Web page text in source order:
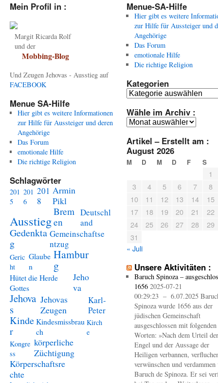
Mein Profil in :
Margit Ricarda Rolf
und der
Mobbing-Blog
Und Zeugen Jehovas - Ausstieg auf
FACEBOOK
Menue SA-Hilfe
Hier gibt es weitere Informationen
zur Hilfe für Aussteiger und deren
Angehörige
Das Forum
emotionale Hilfe
Die richtige Religion
Schlagwörter
201
5
201
6
201
8
Armin
Pikl
Ausstieg
Brem
en
Deutschl
and
Gedenkta
g
Gemeinschaftse
ntzug
Geric
ht
Glaube
n
Hambur
g
Hütet die Herde
Gottes
Jeho
va
Jehova
s
Jehovas
Zeugen
Karl-
Peter
Kinde
r
Kindesmissbrau
ch
Kirch
e
Kongre
ss
körperliche
Züchtigung
Körperschaftsre
chte
Menue-SA-Hilfe
Hier gibt es weitere
zur Hilfe für Aussteiger und
Angehörige
Das Forum
emotionale Hilfe
Die richtige Religion
Kategorien
Kategorien
Wähle im Archiv :
Wähle
Archiv
:
Artikel – Erstellt am :
August 2026
M D M D F S
1
3
4 5 6 7
8
10
11 12 13 14
15
17
18 19 20 21
22
24
25 26 27 28
29
31
« Juli
Unsere Aktivitäten :
Baruch Spinoza –
1656 2025-07-21
00:29:23 – 6.07.2025
Spinoza wurde 1656 aus der
jüdischen Gemeinschaft
ausgeschlossen mit folgenden
Worten: »Nach dem Urteil der
Engel und der Aussage der
Heiligen verbannen,
verwünschen und
Baruch de Spinoza. Er sei